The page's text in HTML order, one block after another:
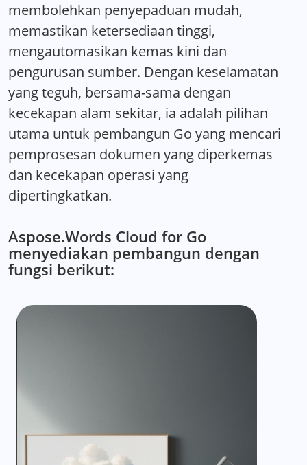
membolehkan penyepaduan mudah,
memastikan ketersediaan tinggi,
mengautomasikan kemas kini dan
pengurusan sumber. Dengan keselamatan
yang teguh, bersama-sama dengan
kecekapan alam sekitar, ia adalah pilihan
utama untuk pembangun Go yang mencari
pemprosesan dokumen yang diperkemas
dan kecekapan operasi yang
dipertingkatkan.
Aspose.Words Cloud for Go
menyediakan pembangun dengan
fungsi berikut: